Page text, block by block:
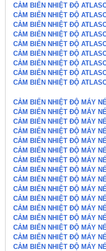
CẢM BIẾN NHIỆT ĐỘ
CẢM BIẾN NHIỆT ĐỘ
CẢM BIẾN NHIỆT ĐỘ
CẢM BIẾN NHIỆT ĐỘ
CẢM BIẾN NHIỆT ĐỘ
CẢM BIẾN NHIỆT ĐỘ
CẢM BIẾN NHIỆT ĐỘ
CẢM BIẾN NHIỆT ĐỘ
CẢM BIẾN NHIỆT ĐỘ
CẢM BIẾN NHIỆT ĐỘ MÁY
CẢM BIẾN NHIỆT ĐỘ MÁY
CẢM BIẾN NHIỆT ĐỘ MÁY
CẢM BIẾN NHIỆT ĐỘ MÁY
CẢM BIẾN NHIỆT ĐỘ MÁY
CẢM BIẾN NHIỆT ĐỘ MÁY
CẢM BIẾN NHIỆT ĐỘ MÁY
CẢM BIẾN NHIỆT ĐỘ MÁY
CẢM BIẾN NHIỆT ĐỘ MÁY
CẢM BIẾN NHIỆT ĐỘ MÁY
CẢM BIẾN NHIỆT ĐỘ MÁY
CẢM BIẾN NHIỆT ĐỘ MÁY
CẢM BIẾN NHIỆT ĐỘ MÁY
CẢM BIẾN NHIỆT ĐỘ MÁY
CẢM BIẾN NHIỆT ĐỘ MÁY
CẢM BIẾN NHIỆT ĐỘ MÁY